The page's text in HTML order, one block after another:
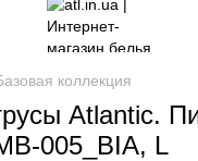
коллекция
Atlantic.
005_BIA, L